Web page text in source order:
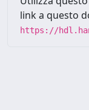
link a questo
https://